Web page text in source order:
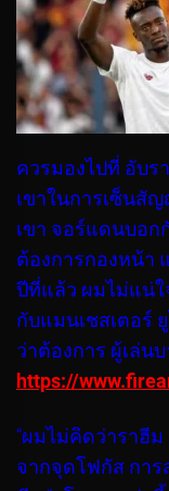
ควรมองไปที่ อับร
เขาในการเซ็นสั
เขา จอร์แดนบอก
ต้องการกองหน้า
ปีที่แล้ว ผมไม่แน่ใ
กับแมนเชสเตอร์
ว่าต้องการ ผู้เล่น
https://
“ผมไม่คิดว่าราฮี
จากจุดโฟกัส กา